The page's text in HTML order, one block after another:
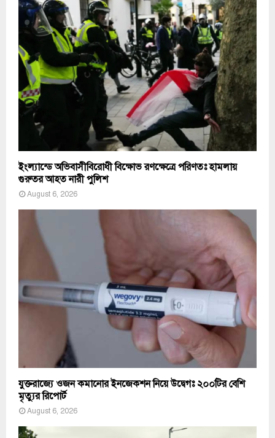
ইংল্যান্ডে অভিবাসীবিরোধী বিক্ষোভ রণক্ষেত্রে পরিণতঃ হামলায়
গুরুতর আহত নারী পুলিশ
August 6, 2026
যুক্তরাজ্যে ওজন কমানোর ইনজেকশন নিয়ে উদ্বেগঃ ২০০টির বেশি
মৃত্যুর রিপোর্ট
August 6, 2026